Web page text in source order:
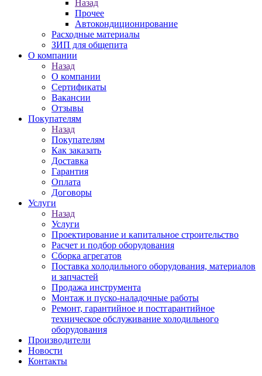
Назад
Прочее
Автокондиционирование
Расходные материалы
ЗИП для общепита
О компании
Назад
О компании
Сертификаты
Вакансии
Отзывы
Покупателям
Назад
Покупателям
Как заказать
Доставка
Гарантия
Оплата
Договоры
Услуги
Назад
Услуги
Проектирование и капитальное строительство
Расчет и подбор оборудования
Сборка агрегатов
Поставка холодильного оборудования, материалов
и запчастей
Продажа инструмента
Монтаж и пуско-наладочные работы
Ремонт, гарантийное и постгарантийное
техническое обслуживание холодильного
оборудования
Производители
Новости
Контакты